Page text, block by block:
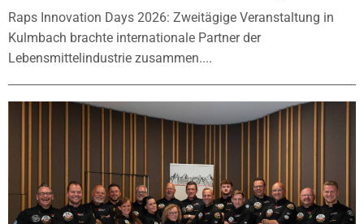
Raps Innovation Days 2026: Zweitägige Veranstaltung in
Kulmbach brachte internationale Partner der
Lebensmittelindustrie zusammen....